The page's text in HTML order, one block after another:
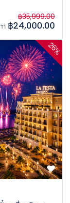
฿35,999.00
฿24,000.00
26%